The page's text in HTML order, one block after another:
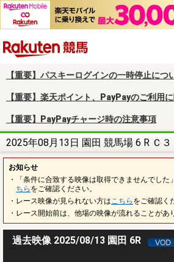
【重要】パスキーログインの一時停止につ
【重要】楽天ポイント、PayPayのご利用
【重要】PayPayチャージ時の注意事項
2025年08月13日 園田 競馬場 6 R
お知らせ
・「条件に合致する映像は取得できませんでした
ちら をご確認ください。
・レース映像が見られない方は こちら をご確認く
・レース開始前は、他場の映像が流れることがあ
過去映像 2025/08/13 園田 6R